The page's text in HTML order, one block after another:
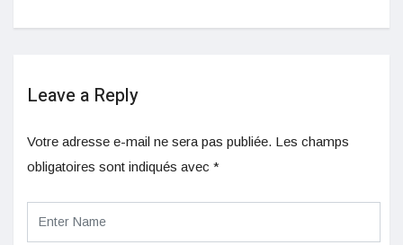
Leave a Reply
Votre adresse e-mail ne sera pas publiée. Les champs
obligatoires sont indiqués avec *